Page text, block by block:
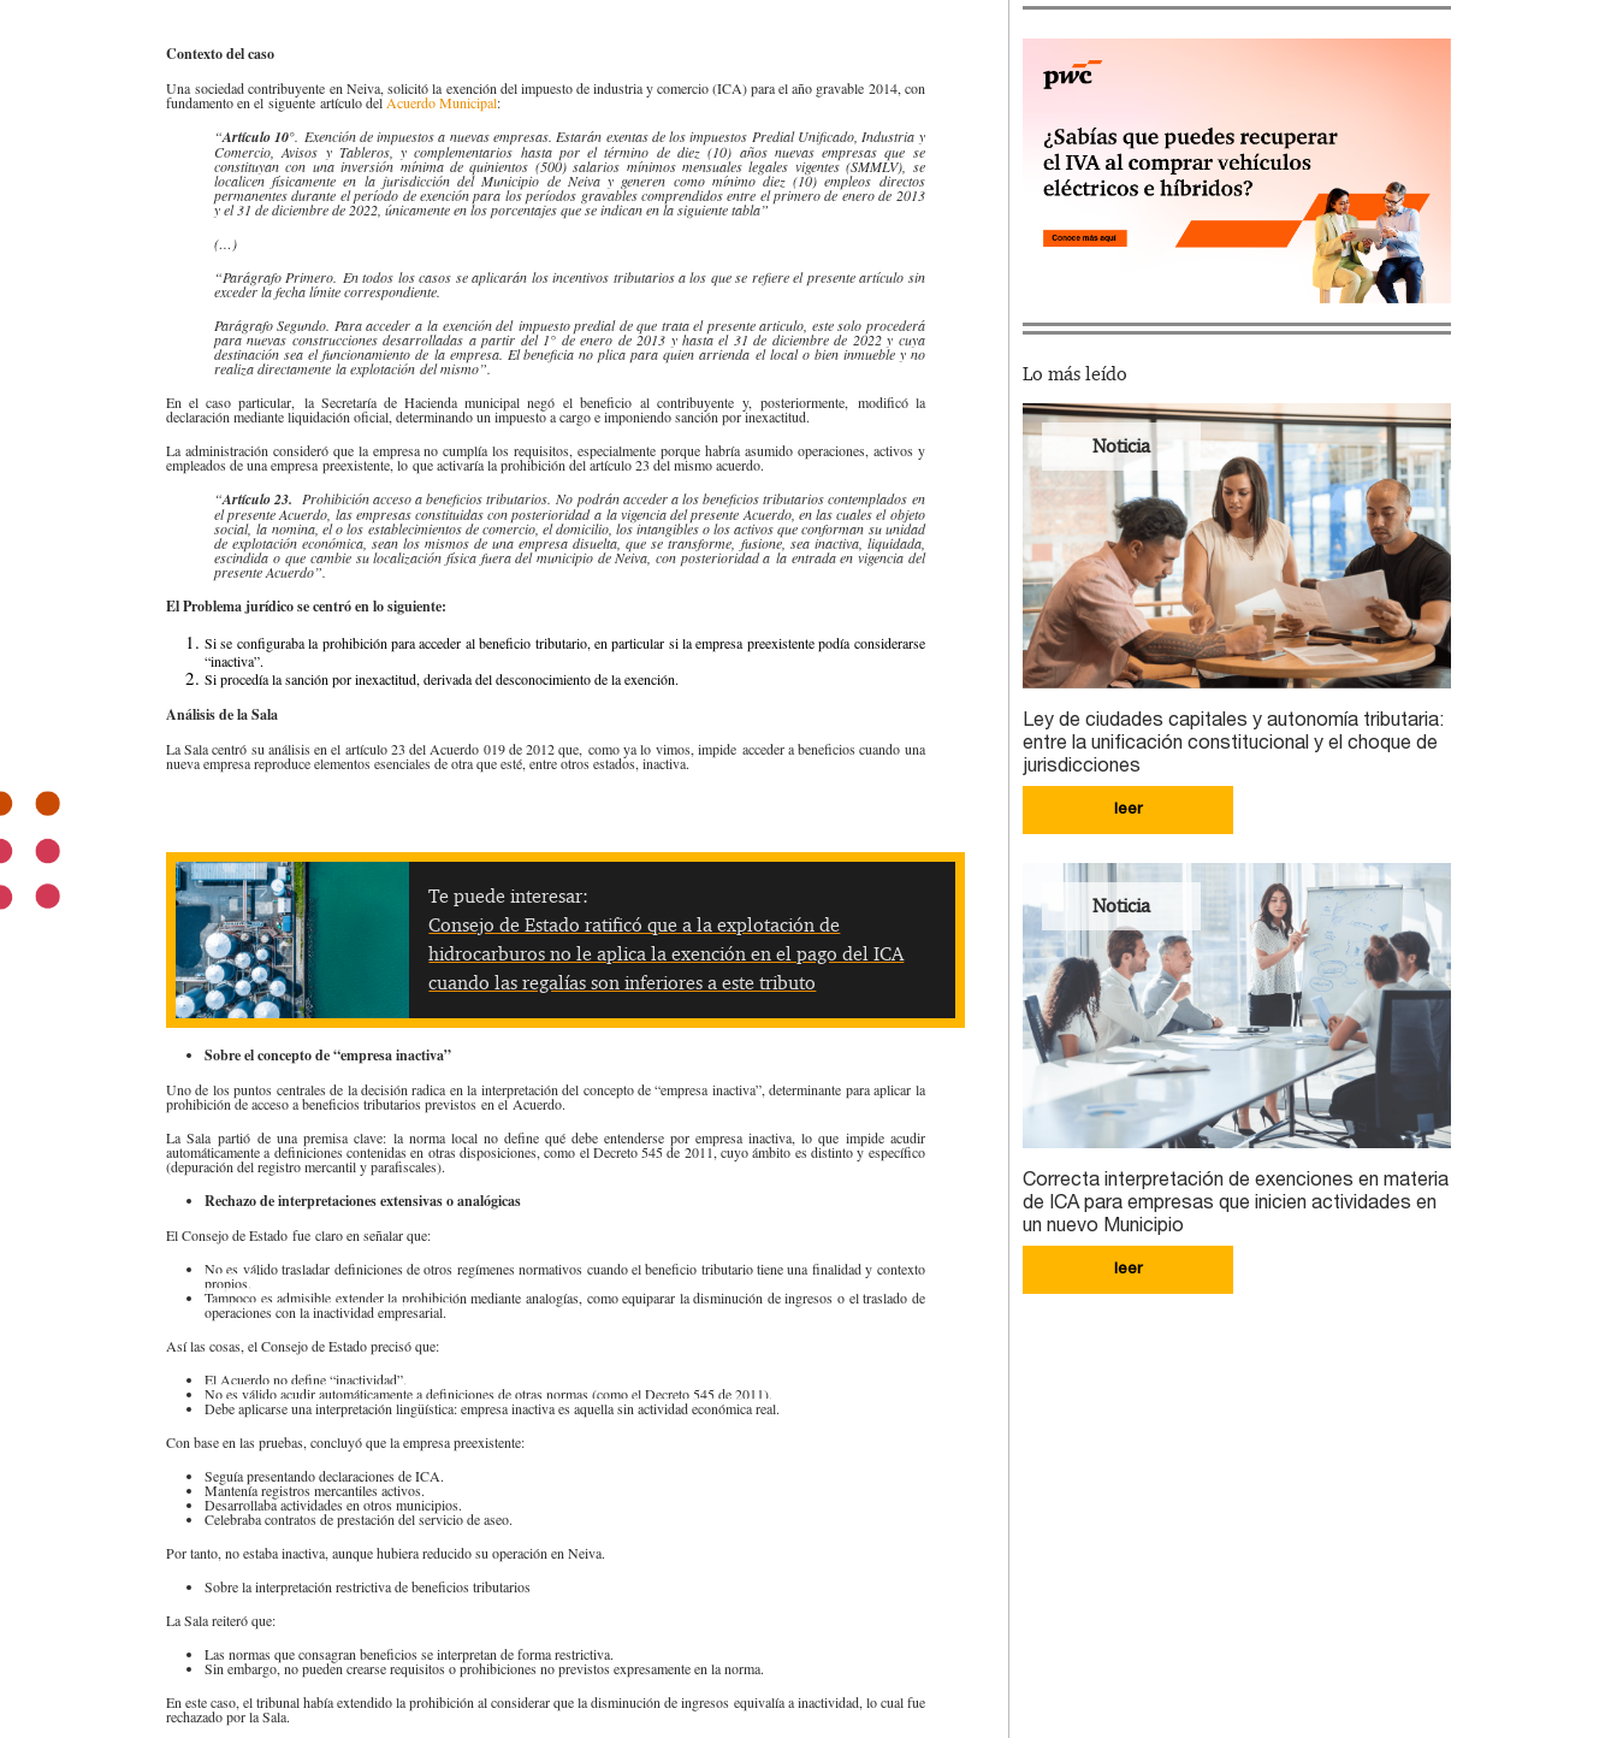
Contexto del caso
Una sociedad contribuyente en Neiva, solicitó la exención del impuesto de industria y comercio (ICA) para el año gravable 2014, con
fundamento en el siguente artículo del Acuerdo Municipal:
“Artículo 10°. Exención de impuestos a nuevas empresas. Estarán exentas de los impuestos Predial Unificado, Industria y
Comercio, Avisos y Tableros, y complementarios hasta por el término de diez (10) años nuevas empresas que se
constituyan con una inversión mínima de quinientos (500) salarios mínimos mensuales legales vigentes (SMMLV), se
localicen físicamente en la jurisdicción del Municipio de Neiva y generen como mínimo diez (10) empleos directos
permanentes durante el período de exención para los períodos gravables comprendidos entre el primero de enero de 2013
y el 31 de diciembre de 2022, únicamente en los porcentajes que se indican en la siguiente tabla”
(…)
“Parágrafo Primero. En todos los casos se aplicarán los incentivos tributarios a los que se refiere el presente artículo sin
exceder la fecha límite correspondiente.
Parágrafo Segundo. Para acceder a la exención del impuesto predial de que trata el presente articulo, este solo procederá
para nuevas construcciones desarrolladas a partir del 1° de enero de 2013 y hasta el 31 de diciembre de 2022 y cuya
destinación sea el funcionamiento de la empresa. El beneficia no plica para quien arrienda el local o bien inmueble y no
realiza directamente la explotación del mismo”.
En el caso particular, la Secretaría de Hacienda municipal negó el beneficio al contribuyente y, posteriormente, modificó la
declaración mediante liquidación oficial, determinando un impuesto a cargo e imponiendo sanción por inexactitud.
La administración consideró que la empresa no cumplía los requisitos, especialmente porque habría asumido operaciones, activos y
empleados de una empresa preexistente, lo que activaría la prohibición del artículo 23 del mismo acuerdo.
“Artículo 23. Prohibición acceso a beneficios tributarios. No podrán acceder a los beneficios tributarios contemplados en
el presente Acuerdo, las empresas constituidas con posterioridad a la vigencia del presente Acuerdo, en las cuales el objeto
social, la nomina, el o los establecimientos de comercio, el domicilio, los intangibles o los activos que conforman su unidad
de explotación económica, sean los mismos de una empresa disuelta, que se transforme, fusione, sea inactiva, liquidada,
escindida o que cambie su localización física fuera del municipio de Neiva, con posterioridad a la entrada en vigencia del
presente Acuerdo”.
El Problema jurídico se centró en lo siguiente:
Si se configuraba la prohibición para acceder al beneficio tributario, en particular si la empresa preexistente podía considerarse
“inactiva”.
Si procedía la sanción por inexactitud, derivada del desconocimiento de la exención.
Análisis de la Sala
La Sala centró su análisis en el artículo 23 del Acuerdo 019 de 2012 que, como ya lo vimos, impide acceder a beneficios cuando una
nueva empresa reproduce elementos esenciales de otra que esté, entre otros estados, inactiva.
Te puede interesar:
Consejo de Estado ratificó que a la explotación de
hidrocarburos no le aplica la exención en el pago del ICA
cuando las regalías son inferiores a este tributo
Sobre el concepto de “empresa inactiva”
Uno de los puntos centrales de la decisión radica en la interpretación del concepto de “empresa inactiva”, determinante para aplicar la
prohibición de acceso a beneficios tributarios previstos en el Acuerdo.
La Sala partió de una premisa clave: la norma local no define qué debe entenderse por empresa inactiva, lo que impide acudir
automáticamente a definiciones contenidas en otras disposiciones, como el Decreto 545 de 2011, cuyo ámbito es distinto y específico
(depuración del registro mercantil y parafiscales).
Rechazo de interpretaciones extensivas o analógicas
El Consejo de Estado fue claro en señalar que:
No es válido trasladar definiciones de otros regímenes normativos cuando el beneficio tributario tiene una finalidad y contexto
propios.
Tampoco es admisible extender la prohibición mediante analogías, como equiparar la disminución de ingresos o el traslado de
operaciones con la inactividad empresarial.
Así las cosas, el Consejo de Estado precisó que:
El Acuerdo no define “inactividad”.
No es válido acudir automáticamente a definiciones de otras normas (como el Decreto 545 de 2011).
Debe aplicarse una interpretación lingüística: empresa inactiva es aquella sin actividad económica real.
Con base en las pruebas, concluyó que la empresa preexistente:
Seguía presentando declaraciones de ICA.
Mantenía registros mercantiles activos.
Desarrollaba actividades en otros municipios.
Celebraba contratos de prestación del servicio de aseo.
Por tanto, no estaba inactiva, aunque hubiera reducido su operación en Neiva.
Sobre la interpretación restrictiva de beneficios tributarios
La Sala reiteró que:
Las normas que consagran beneficios se interpretan de forma restrictiva.
Sin embargo, no pueden crearse requisitos o prohibiciones no previstos expresamente en la norma.
En este caso, el tribunal había extendido la prohibición al considerar que la disminución de ingresos equivalía a inactividad, lo cual fue
rechazado por la Sala.
Lo más leído
Noticia
Ley de ciudades capitales y autonomía tributaria:
entre la unificación constitucional y el choque de
jurisdicciones
leer
Noticia
Correcta interpretación de exenciones en materia
de ICA para empresas que inicien actividades en
un nuevo Municipio
leer